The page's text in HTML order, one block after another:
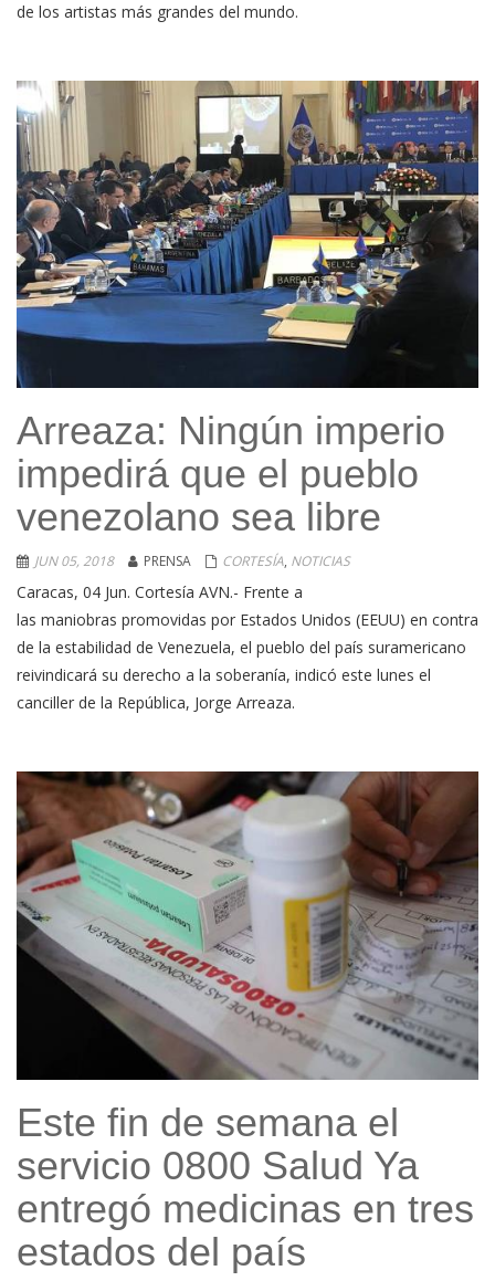
de los artistas más grandes del mundo.
Arreaza: Ningún imperio
impedirá que el pueblo
venezolano sea libre
JUN 05, 2018 PRENSA CORTESÍA, NOTICIAS
Caracas, 04 Jun. Cortesía AVN.- Frente a
las maniobras promovidas por Estados Unidos (EEUU) en contra
de la estabilidad de Venezuela, el pueblo del país suramericano
reivindicará su derecho a la soberanía, indicó este lunes el
canciller de la República, Jorge Arreaza.
Este fin de semana el
servicio 0800 Salud Ya
entregó medicinas en tres
estados del país